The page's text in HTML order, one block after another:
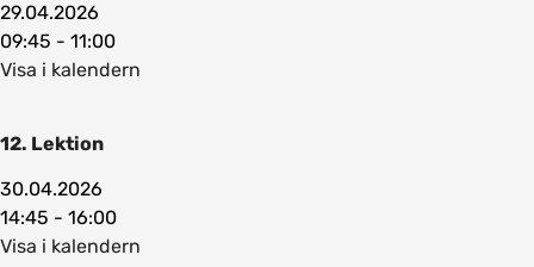
29.04.2026
09:45 - 11:00
Visa i kalendern
12. Lektion
30.04.2026
14:45 - 16:00
Visa i kalendern